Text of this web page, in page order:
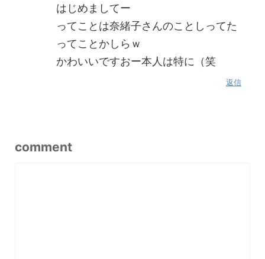
はじめましてー
ってことは奈緒子さんのことしってた
ってことかしらｗ
かわいいですおー本人は特に（笑
返信
comment